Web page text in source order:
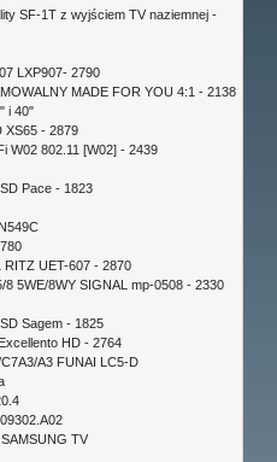
SF-1T z wyjściem TV naziemnej -
LXP907- 2790
MADE FOR YOU 4:1 - 2138
i 40"
XS65 - 2879
W02 802.11 [W02] - 2439
Pace - 1823
RITZ UET-607 - 2870
8 5WE/8WY SIGNAL mp-0508 - 2330
Sagem - 1825
HD - 2764
A3 FUNAI LC5-D
SAMSUNG TV